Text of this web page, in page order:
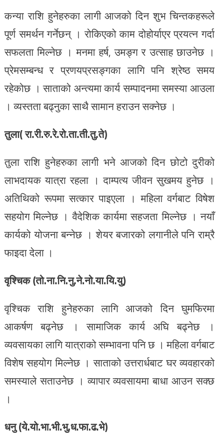
कन्या राशि हुनेहरुका लागी आजको दिन शुभ चिन्तकहरूले
पूर्ण समर्थन गर्नेछन् । रोकिएको काम दोहोर्याएर प्रयत्न गर्दा
सफलता मिल्नेछ । मनमा हर्ष, उमङ्ग र उत्साह छाउनेछ ।
प्रेमसम्बन्ध र प्रणयप्रसङ्गका लागि पनि श्रेष्ठ समय
रहेकोछ । साताको अन्त्यमा कार्य सम्पादनमा समस्या आउला
। व्यस्तता बढ्नुका साथै सामान हराउन सक्नेछ ।
तुला( रा.री.रु.रे.रो.ता.ती.तु.ते)
तुला राशि हुनेहरुका लागी भने आजको दिन छोटो दुरीको
लाभदायक यात्रा रहला । दाम्पत्य जीवन सुखमय हुनेछ ।
अतिथिको रूपमा सत्कार पाइएला । महिला वर्गबाट विषेश
सहयोग मिल्नेछ । वैदेशिक कार्यमा सहजता मिल्नेछ । नयाँ
कार्यको योजना बन्नेछ । शेयर बजारको लगानीले पनि राम्रै
फाइदा देला ।
वृश्चिक (तो.ना.नि.नु.ने.नो.या.यि.यु)
वृश्चिक राशि हुनेहरुका लागि आजको दिन घुमफिरमा
आकर्षण बढ्नेछ । सामाजिक कार्य अघि बढ्नेछ ।
व्यवसायका लागि यात्राको सम्भावना पनि छ । महिला वर्गबाट
विशेष सहयोग मिल्नेछ । साताको उत्तरार्धबाट घर व्यवहारको
समस्याले सताउनेछ । व्यापार व्यवसायमा बाधा आउन सक्छ
।
धनु (ये.यो.भा.भी.भु.ध.फा.ढ.भे)